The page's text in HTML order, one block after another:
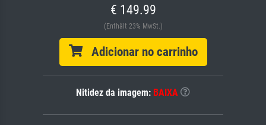
€ 149.99
(Enthält 23% MwSt.)
Adicionar no carrinho
Nitidez da imagem: BAIXA